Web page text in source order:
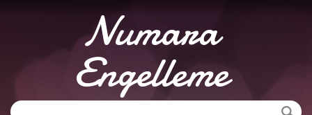
Numara
Engelleme